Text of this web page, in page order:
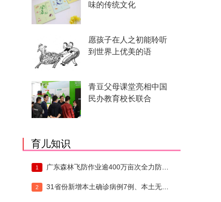
味的传统文化
愿孩子在人之初能聆听
到世界上优美的语
青豆父母课堂亮相中国
民办教育校长联合
育儿知识
1 广东森林飞防作业逾400万亩次全力防治松
2 31省份新增本土确诊病例7例、本土无症状